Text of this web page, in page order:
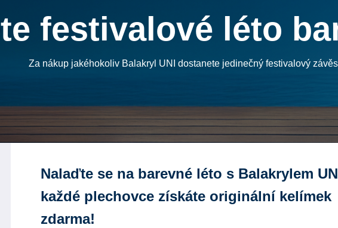
festivalové léto
Za nákup jakéhokoliv Balakryl UNI dostanete jedinečný festivalový
Nalaďte se na barevné léto s Balakrylem
každé plechovce získáte originální kelímek
zdarma!